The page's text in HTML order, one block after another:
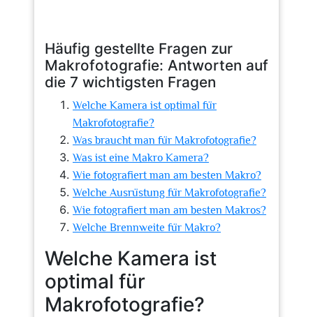
Häufig gestellte Fragen zur
Makrofotografie: Antworten auf
die 7 wichtigsten Fragen
Welche Kamera ist optimal für
Makrofotografie?
Was braucht man für Makrofotografie?
Was ist eine Makro Kamera?
Wie fotografiert man am besten Makro?
Welche Ausrüstung für Makrofotografie?
Wie fotografiert man am besten Makros?
Welche Brennweite für Makro?
Welche Kamera ist
optimal für
Makrofotografie?